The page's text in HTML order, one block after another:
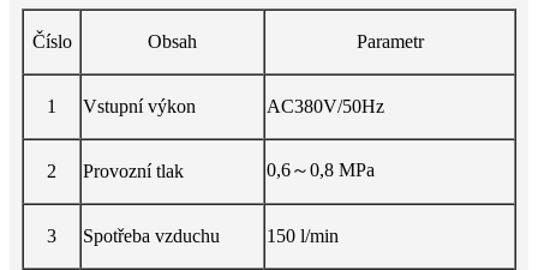
Číslo Obsah Parametr
1 Vstupní výkon AC380V/50Hz
2 Provozní tlak 0,6～0,8 MPa
3 Spotřeba vzduchu 150 l/min